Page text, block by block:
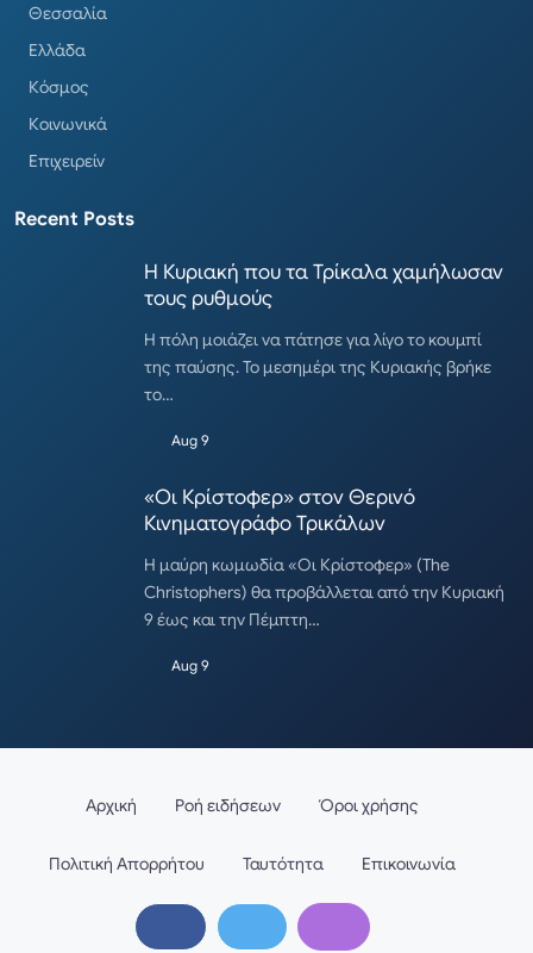
Θεσσαλία
Ελλάδα
Κόσμος
Κοινωνικά
Επιχειρείν
Recent Posts
Η Κυριακή που τα Τρίκαλα χαμήλωσαν
τους ρυθμούς
Η πόλη μοιάζει να πάτησε για λίγο το κουμπί
της παύσης. Το μεσημέρι της Κυριακής βρήκε
το…
Aug 9
«Οι Κρίστοφερ» στον Θερινό
Κινηματογράφο Τρικάλων
Η μαύρη κωμωδία «Οι Κρίστοφερ» (The
Christophers) θα προβάλλεται από την Κυριακή
9 έως και την Πέμπτη…
Aug 9
Αρχική Ροή ειδήσεων Όροι χρήσης
Πολιτική Απορρήτου Ταυτότητα Επικοινωνία